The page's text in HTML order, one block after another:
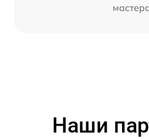
Наши